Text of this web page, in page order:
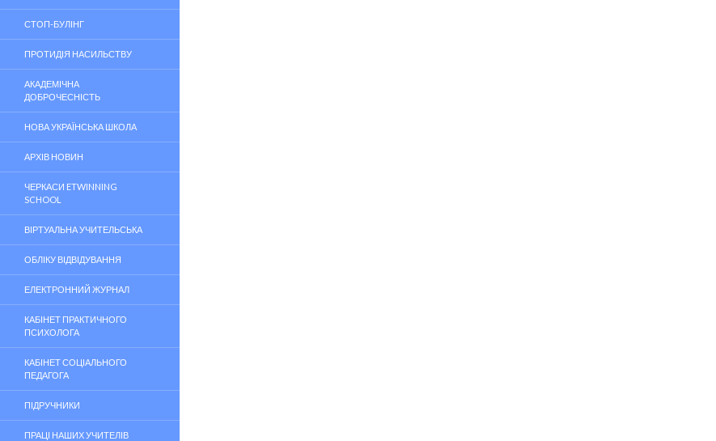
СТОП-БУЛІНГ
ПРОТИДІЯ НАСИЛЬСТВУ
АКАДЕМІЧНА
ДОБРОЧЕСНІСТЬ
НОВА УКРАЇНСЬКА ШКОЛА
АРХІВ НОВИН
ЧЕРКАСИ ETWINNING
SCHOOL
ВІРТУАЛЬНА УЧИТЕЛЬСЬКА
ОБЛІКУ ВІДВІДУВАННЯ
ЕЛЕКТРОННИЙ ЖУРНАЛ
КАБІНЕТ ПРАКТИЧНОГО
ПСИХОЛОГА
КАБІНЕТ СОЦІАЛЬНОГО
ПЕДАГОГА
ПІДРУЧНИКИ
ПРАЦІ НАШИХ УЧИТЕЛІВ